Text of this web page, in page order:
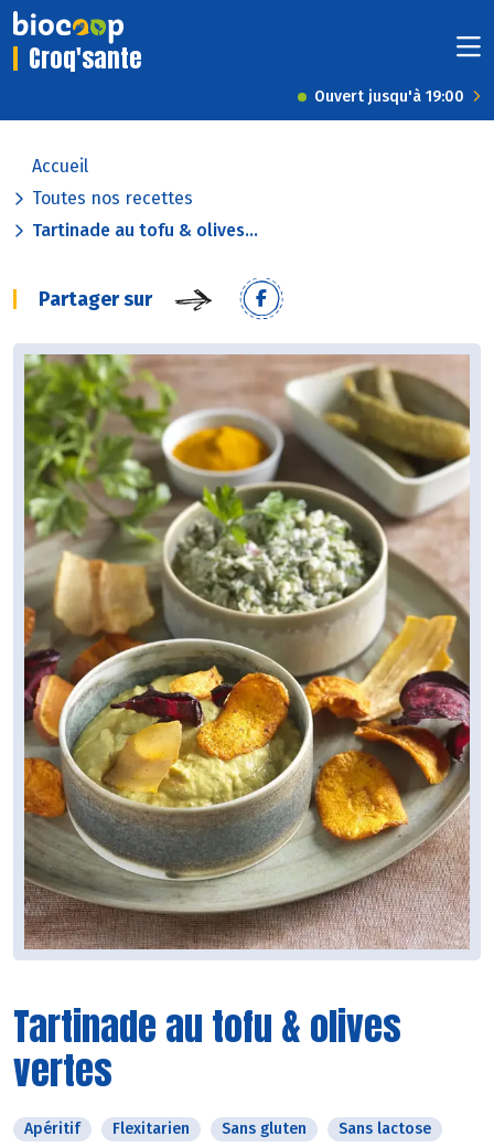
Croq'sante
Ouvert jusqu'à 19:00
Accueil
Toutes nos recettes
Tartinade au tofu & olives...
Partager sur
Tartinade au tofu & olives
vertes
Apéritif Flexitarien Sans gluten
Sans lactose